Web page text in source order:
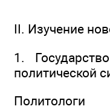
II. Изучение
1.
политической